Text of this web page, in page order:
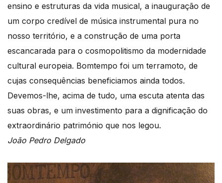
ensino e estruturas da vida musical, a inauguração de
um corpo credível de música instrumental pura no
nosso território, e a construção de uma porta
escancarada para o cosmopolitismo da modernidade
cultural europeia. Bomtempo foi um terramoto, de
cujas consequências beneficiamos ainda todos.
Devemos-lhe, acima de tudo, uma escuta atenta das
suas obras, e um investimento para a dignificação do
extraordinário património que nos legou.
João Pedro Delgado